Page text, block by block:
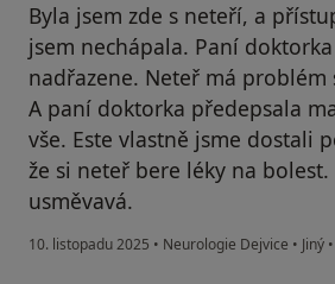
Byla jsem zde s neteří, a
jsem nechápala. Paní
nadřazene. Neteř má problém
A paní doktorka předepsala
vše. Este vlastně jsme dostali
že si neteř bere léky na
usměvavá.
10. listopadu 2025 • Neurologie Dejvice • Jiný •